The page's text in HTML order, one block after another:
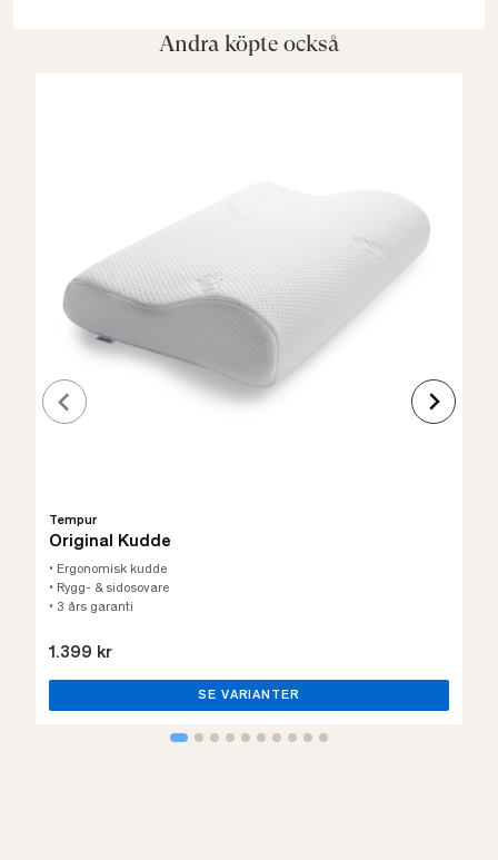
Andra köpte också
Tempur
Original Kudde
• Ergonomisk kudde
• Rygg- & sidosovare
• 3 års garanti
1.399 kr
SE VARIANTER